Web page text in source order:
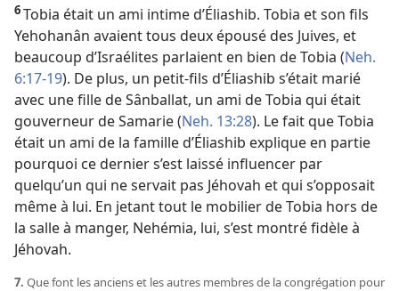
6Tobia était un ami intime d’Éliashib. Tobia et son fils
Yehohanân avaient tous deux épousé des Juives, et
beaucoup d’Israélites parlaient en bien de Tobia (Neh.
6:17-19). De plus, un petit-fils d’Éliashib s’était marié
avec une fille de Sânballat, un ami de Tobia qui était
gouverneur de Samarie (Neh. 13:28). Le fait que Tobia
était un ami de la famille d’Éliashib explique en partie
pourquoi ce dernier s’est laissé influencer par
quelqu’un qui ne servait pas Jéhovah et qui s’opposait
même à lui. En jetant tout le mobilier de Tobia hors de
la salle à manger, Nehémia, lui, s’est montré fidèle à
Jéhovah.
7. Que font les anciens et les autres membres de la congrégation pour